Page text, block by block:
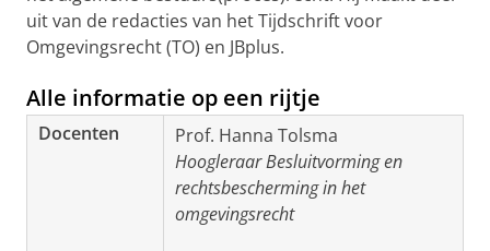
uit van de redacties van het Tijdschrift voor
Omgevingsrecht (TO) en JBplus.
Alle informatie op een rijtje
Docenten
Prof. Hanna Tolsma
Hoogleraar Besluitvorming en
rechtsbescherming in het
omgevingsrecht